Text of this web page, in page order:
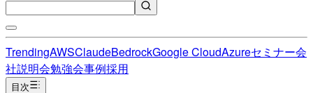
TrendingAWSClaudeBedrockGoogle CloudAzureセミナー会
社説明会勉強会事例採用
目次